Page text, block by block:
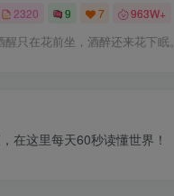
2320 9 7 963W+
醒只在花前坐，酒醉还来花下眠。
在这里每天60秒读懂世界！